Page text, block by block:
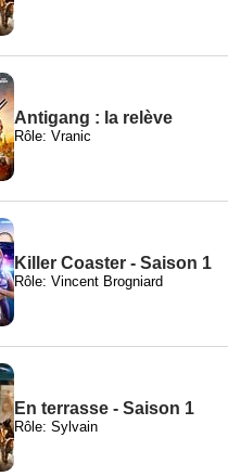
Antigang : la relève
Rôle: Vranic
Killer Coaster - Saison 1
Rôle: Vincent Brogniard
En terrasse - Saison 1
Rôle: Sylvain